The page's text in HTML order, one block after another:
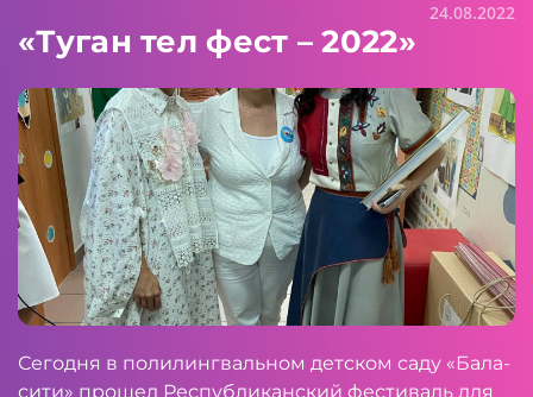
24.08.2022
«Туган тел фест – 2022»
Сегодня в полилингвальном детском саду «Бала-
сити» прошел Республиканский фестиваль для